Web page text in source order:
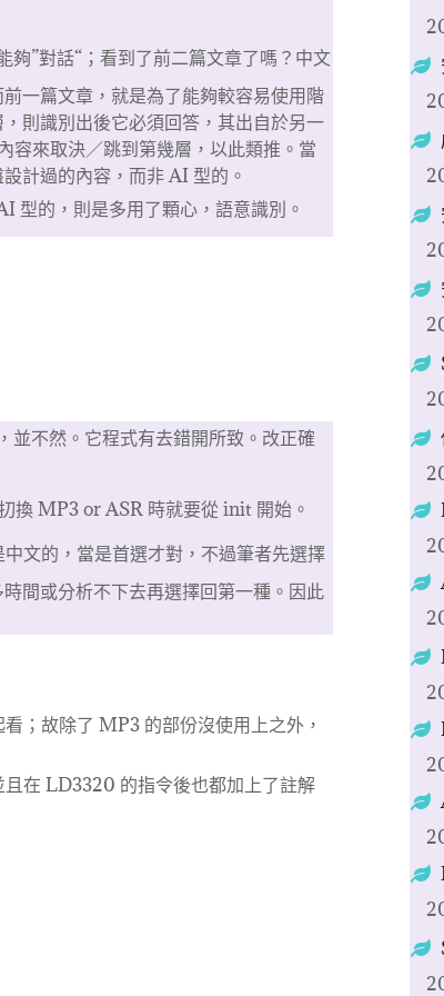
夠”對話“；看到了前二篇文章了嗎？中文
一篇文章，就是為了能夠較容易使用階
則識別出後它必須回答，其出自於另一
容來取決／跳到第幾層，以此類推。當
計過的內容，而非 AI 型的。
型的，則是多用了顆心，語意識別。
並不然。它程式有去錯開所致。改正確
換 MP3 or ASR 時就要從 init 開始。
文的，當是首選才對，不過筆者先選擇
間或分析不下去再選擇回第一種。因此
；故除了 MP3 的部份沒使用上之外，
在 LD3320 的指令後也都加上了註解